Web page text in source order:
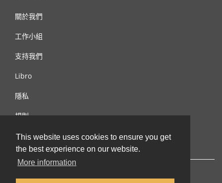
This website uses cookies to ensure you get
the best experience on our website.
More information
關於我們
工作小組
支持我們
Libro
隱私
規則
連絡我們